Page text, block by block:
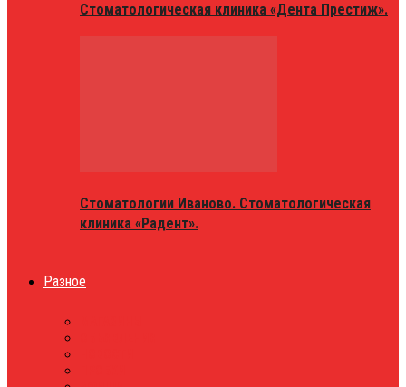
Стоматологическая клиника «Дента Престиж».
Стоматологии Иваново. Стоматологическая
клиника «Радент».
Разное